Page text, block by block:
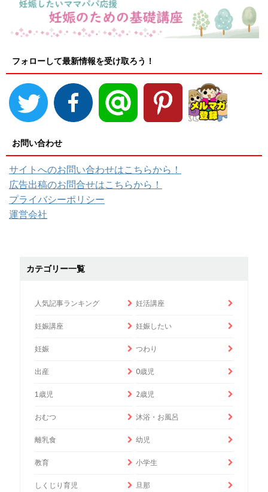
フォローして最新情報を受け取ろう！
お問い合わせ
サイトへのお問い合わせはこちらから！
広告出稿のお問合せはこちらから！
プライバシーポリシー
運営会社
カテゴリー一覧
人気記事ランキング 妊活講座
妊娠講座 妊娠したい
妊娠 つわり
出産 0歳児
1歳児 2歳児
おむつ 沐浴・お風呂
離乳食 幼児
教育 小学生
しくじり育児 旦那